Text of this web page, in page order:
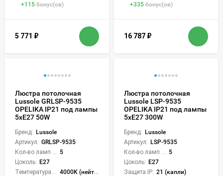
+115 бонус(ов)
5 771 ₽
+335 бонус(ов)
16 787 ₽
Люстра потолочная
Lussole GRLSP-9535
OPELIKA IP21 под лампы
5xE27 50W
Бренд: Lussole
Артикул: GRLSP-9535
5
Цоколь: E27
4000K (нейтральный)
Люстра потолочная
Lussole LSP-9535
OPELIKA IP21 под лампы
5xE27 300W
Бренд: Lussole
Артикул: LSP-9535
5
Цоколь: E27
Защита IP: 21 (капли)